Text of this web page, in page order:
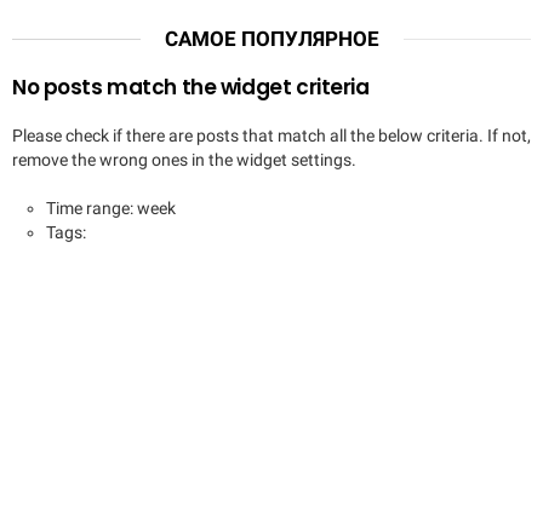
САМОЕ ПОПУЛЯРНОЕ
No posts match the widget criteria
Please check if there are posts that match all the below criteria. If not,
remove the wrong ones in the widget settings.
Time range: week
Tags: